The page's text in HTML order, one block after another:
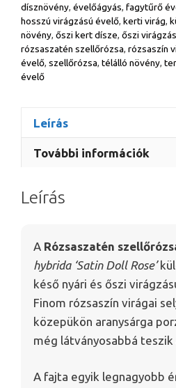
Doll
Rose'
dísznövény, évelőágyás, fagytűrő
hosszú virágzású évelő, kerti virág,
növény, őszi kert dísze, őszi
rózsaszatén szellőrózsa, rózsaszín
évelő, szellőrózsa, télálló növény,
évelő
Leírás
További információk
Leírás
A Rózsaszatén
hybrida ‘Satin Doll Rose’
késő nyári és őszi
Finom rózsaszín virágai
közepükön aranysárga
még látványosabbá teszik
A fajta egyik legnagyobb